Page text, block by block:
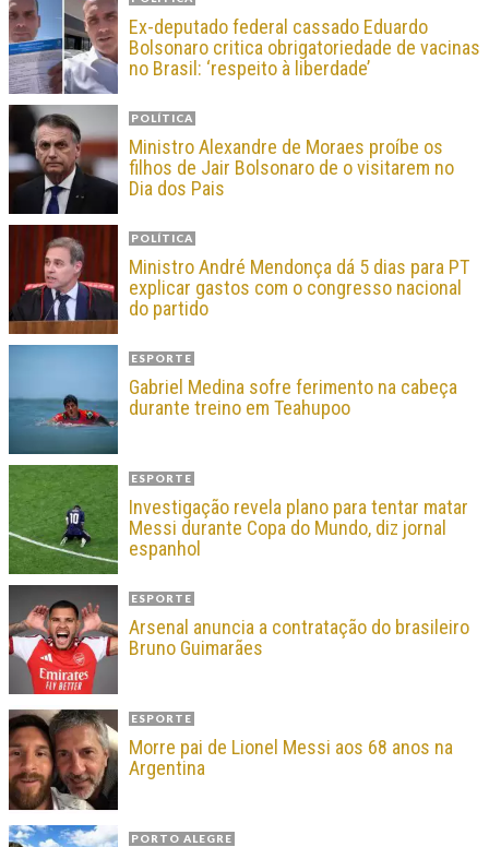
Ex-deputado federal cassado Eduardo
Bolsonaro critica obrigatoriedade de vacinas
no Brasil: ‘respeito à liberdade’
POLÍTICA
Ministro Alexandre de Moraes proíbe os
filhos de Jair Bolsonaro de o visitarem no
Dia dos Pais
POLÍTICA
Ministro André Mendonça dá 5 dias para PT
explicar gastos com o congresso nacional
do partido
ESPORTE
Gabriel Medina sofre ferimento na cabeça
durante treino em Teahupoo
ESPORTE
Investigação revela plano para tentar matar
Messi durante Copa do Mundo, diz jornal
espanhol
ESPORTE
Arsenal anuncia a contratação do brasileiro
Bruno Guimarães
ESPORTE
Morre pai de Lionel Messi aos 68 anos na
Argentina
PORTO ALEGRE